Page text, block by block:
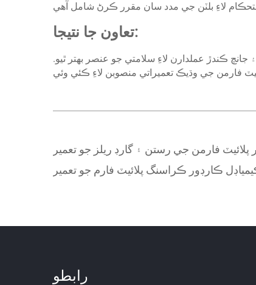
تعاون جا نتيجا:
نه لڳو ۽ نه ئي ڍلو ٿيو، ۽ جانچ ڪندڙ عملدارن لاءِ سلامتي جو عنصر بهتر ٿيو.
فارمن جي رستن ۽ گارڊ ريلز جو تعمير
ڪارڊور ڪراسنگ پلائيٽ فارم جو تعمير
رابطو